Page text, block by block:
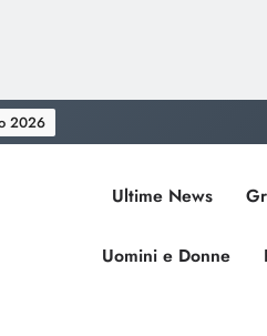
2026
Ultime News
Uomini e Donne